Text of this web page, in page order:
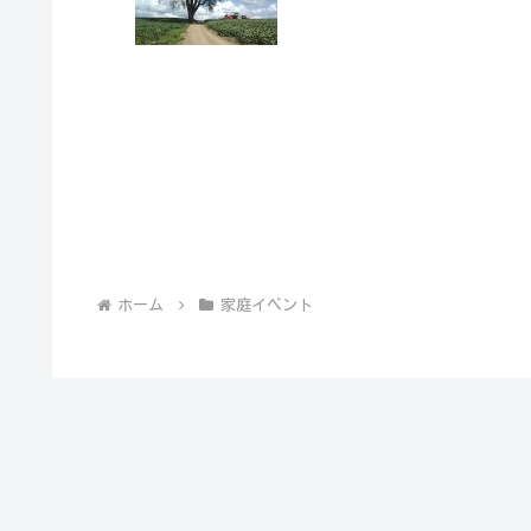
ホーム 家庭イベント